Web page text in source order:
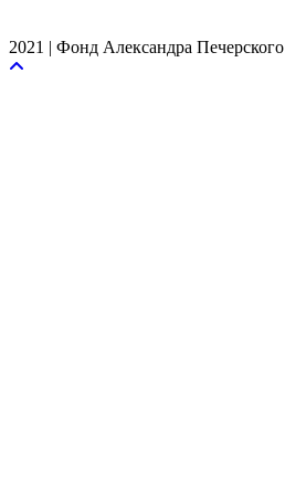
2021 | Фонд Александра Печерского